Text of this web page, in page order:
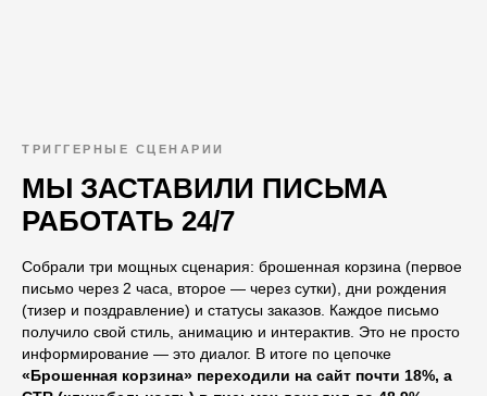
ТРИГГЕРНЫЕ СЦЕНАРИИ
МЫ ЗАСТАВИЛИ ПИСЬМА
РАБОТАТЬ 24/7
Собрали три мощных сценария: брошенная корзина (первое
письмо через 2 часа, второе — через сутки), дни рождения
(тизер и поздравление) и статусы заказов. Каждое письмо
получило свой стиль, анимацию и интерактив. Это не просто
информирование — это диалог. В итоге по цепочке
«Брошенная корзина» переходили на сайт почти 18%, а